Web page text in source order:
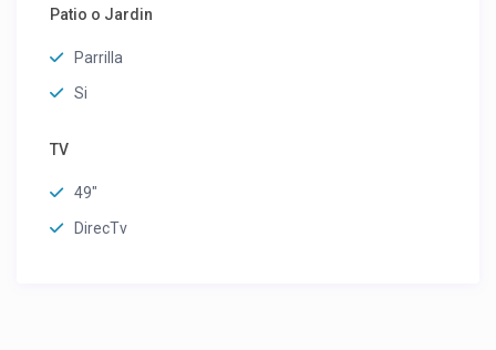
Patio o Jardin
Parrilla
Si
TV
49"
DirecTv